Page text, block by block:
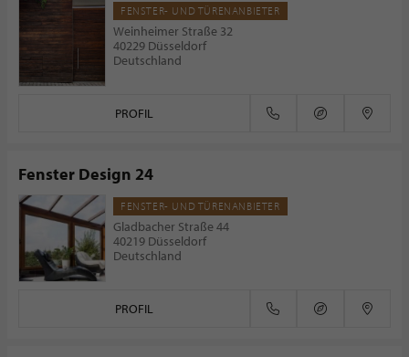
FENSTER- UND TÜRENANBIETER
Weinheimer Straße 32
40229 Düsseldorf
Deutschland
PROFIL
Fenster Design 24
FENSTER- UND TÜRENANBIETER
Gladbacher Straße 44
40219 Düsseldorf
Deutschland
PROFIL